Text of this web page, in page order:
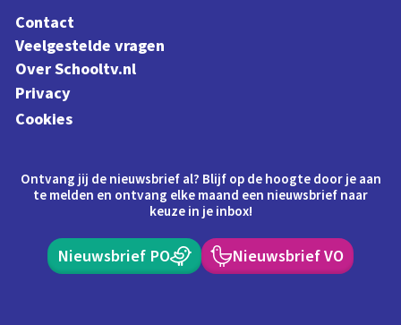
Contact
Veelgestelde vragen
Over Schooltv.nl
Privacy
Cookies
Ontvang jij de nieuwsbrief al? Blijf op de hoogte door je aan
te melden en ontvang elke maand een nieuwsbrief naar
keuze in je inbox!
Nieuwsbrief PO Nieuwsbrief VO